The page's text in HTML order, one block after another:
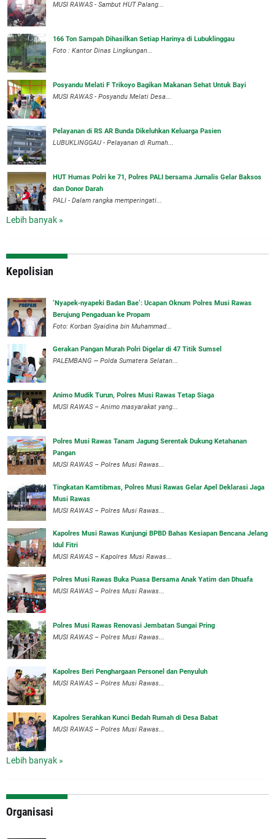
MUSI RAWAS - Sambut HUT Palang...
166 Ton Sampah Dihasilkan Setiap Harinya di Lubuklinggau
Foto : Kantor Dinas Lingkungan...
Posyandu Melati F Trikoyo Bagikan Makanan Sehat Untuk Bayi
MUSI RAWAS - Posyandu Melati Desa...
Pelayanan di RS AR Bunda Dikeluhkan Keluarga Pasien
LUBUKLINGGAU - Pelayanan di Rumah...
HUT Humas Polri ke 71, Polres PALI bersama Jurnalis Gelar Baksos
dan Donor Darah
PALI - Dalam rangka memperingati...
Lebih banyak »
Kepolisian
‘Nyapek-nyapeki Badan Bae’: Ucapan Oknum Polres Musi Rawas
Berujung Pengaduan ke Propam
Foto: Korban Syaidina bin Muhammad...
Gerakan Pangan Murah Polri Digelar di 47 Titik Sumsel
PALEMBANG — Polda Sumatera Selatan...
Animo Mudik Turun, Polres Musi Rawas Tetap Siaga
MUSI RAWAS – Animo masyarakat yang...
Polres Musi Rawas Tanam Jagung Serentak Dukung Ketahanan
Pangan
MUSI RAWAS – Polres Musi Rawas...
Tingkatan Kamtibmas, Polres Musi Rawas Gelar Apel Deklarasi Jaga
Musi Rawas
MUSI RAWAS – Polres Musi Rawas...
Kapolres Musi Rawas Kunjungi BPBD Bahas Kesiapan Bencana Jelang
Idul Fitri
MUSI RAWAS – Kapolres Musi Rawas...
Polres Musi Rawas Buka Puasa Bersama Anak Yatim dan Dhuafa
MUSI RAWAS – Polres Musi Rawas...
Polres Musi Rawas Renovasi Jembatan Sungai Pring
MUSI RAWAS – Polres Musi Rawas...
Kapolres Beri Penghargaan Personel dan Penyuluh
MUSI RAWAS – Polres Musi Rawas...
Kapolres Serahkan Kunci Bedah Rumah di Desa Babat
MUSI RAWAS – Polres Musi Rawas...
Lebih banyak »
Organisasi